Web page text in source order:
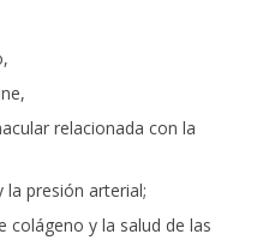
relacionada con la
la presión arterial;
y la salud de las